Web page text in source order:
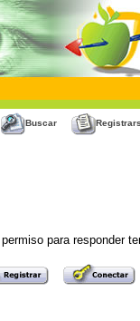
Buscar
para responder